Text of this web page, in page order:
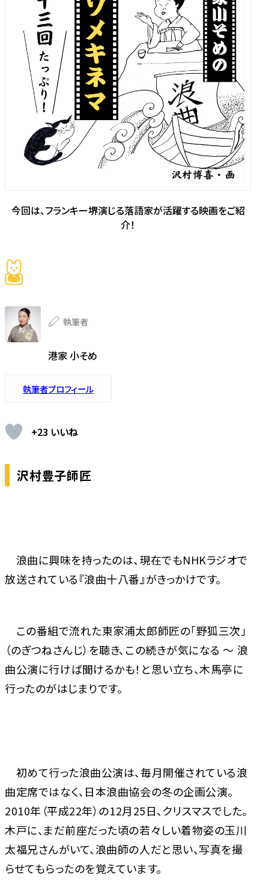
今回は、フランキー堺演じる落語家が活躍する映画をご紹
介！
執筆者
港家 小そめ
執筆者プロフィール
+23 いいね
沢村豊子師匠
浪曲に興味を持ったのは、現在でもNHKラジオで
放送されている『浪曲十八番』がきっかけです。
この番組で流れた東家浦太郎師匠の「野狐三次」
（のぎつねさんじ）を聴き、この続きが気になる ～ 浪
曲公演に行けば聞けるかも！と思い立ち、木馬亭に
行ったのがはじまりです。
初めて行った浪曲公演は、毎月開催されている浪
曲定席ではなく、日本浪曲協会の冬の企画公演。
2010年（平成22年）の12月25日、クリスマスでした。
木戸に、まだ前座だった頃の若々しい着物姿の玉川
太福兄さんがいて、浪曲師の人だと思い、写真を撮
らせてもらったのを覚えています。